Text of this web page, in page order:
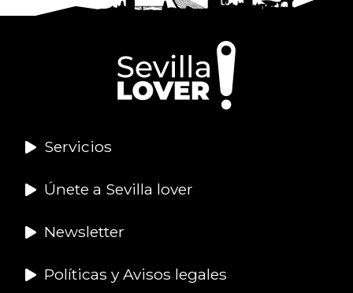
Servicios
Únete a Sevilla lover
Newsletter
Políticas y Avisos legales